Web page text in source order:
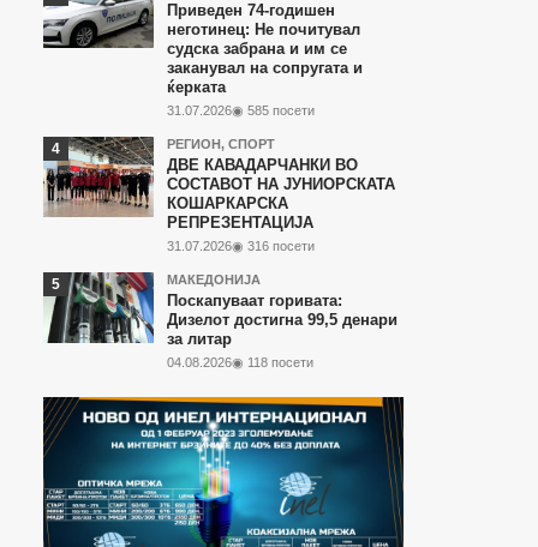
Приведен 74-годишен
неготинец: Не почитувал
судска забрана и им се
заканувал на сопругата и
ќерката
31.07.2026◉ 585 посети
РЕГИОН, СПОРТ
ДВЕ КАВАДАРЧАНКИ ВО
СОСТАВОТ НА ЈУНИОРСКАТА
КОШАРКАРСКА
РЕПРЕЗЕНТАЦИЈА
31.07.2026◉ 316 посети
МАКЕДОНИЈА
Поскапуваат горивата:
Дизелот достигна 99,5 денари
за литар
04.08.2026◉ 118 посети